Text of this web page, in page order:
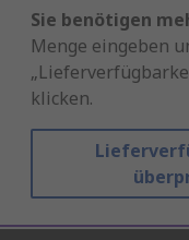
Sie benötigen
Menge eingeben
klicken.